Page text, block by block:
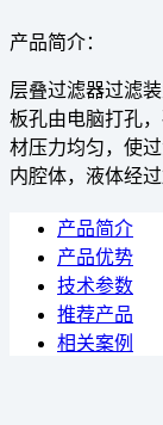
产品简介：
层叠过滤器过滤
板孔由电脑打孔
材压力均匀，使
内腔体，液体经
产品简介
产品优势
技术参数
推荐产品
相关案例